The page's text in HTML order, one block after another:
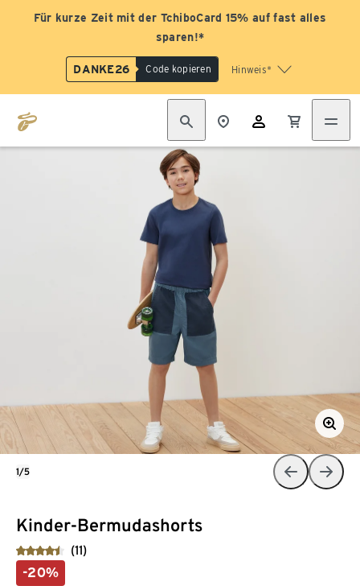
Für kurze Zeit mit der TchiboCard 15% auf fast alles
sparen!*
DANKE26 Code kopieren Hinweis*
Kinder-Bermudashorts
(11)
-20%
1/5